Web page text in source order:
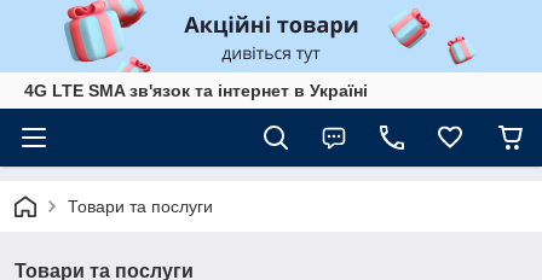
4G LTE SMA зв'язок та інтернет в Україні
Товари та послуги
Товари та послуги